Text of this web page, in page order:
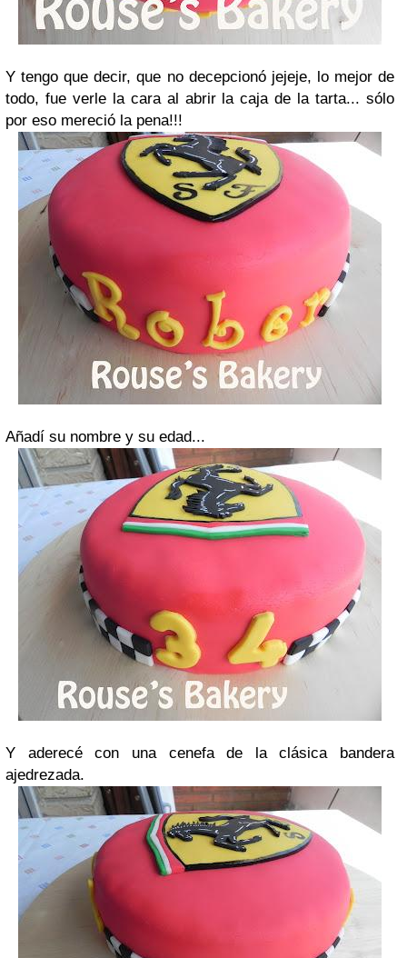
Y tengo que decir, que no decepcionó jejeje, lo mejor de
todo, fue verle la cara al abrir la caja de la tarta... sólo
por eso mereció la pena!!!
Añadí su nombre y su edad...
Y aderecé con una cenefa de la clásica bandera
ajedrezada.